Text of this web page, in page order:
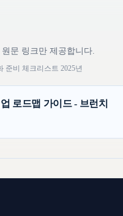
문 링크만 제공합니다.
준비 체크리스트 2025년
로드맵 가이드 - 브런치